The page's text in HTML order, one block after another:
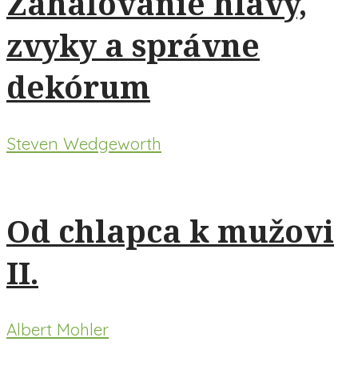
zvyky a správne
dekórum
Steven Wedgeworth
Od chlapca k mužovi
II.
Albert Mohler